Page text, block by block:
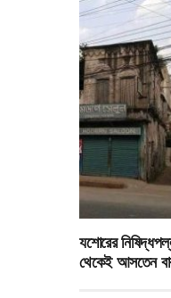
যশোরের
থেকেই আসতেন